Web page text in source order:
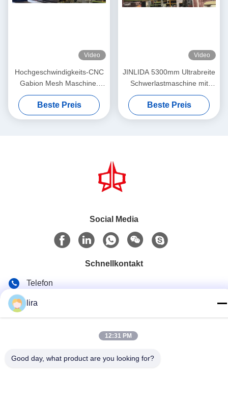
Video
Hochgeschwindigkeits-CNC
Gabion Mesh Maschine.
Stabile Produktion, höhere
Gewinne.
Beste Preis
Video
JINLIDA 5300mm Ultrabreite
Schwerlastmaschine mit
CNC-Gabion-Gittermaschine
für die Produktion von
sechsseckigen Drahtnetzen
Beste Preis
Social Media
Schnellkontakt
Telefon
86-510-86385783
E-Mail
lira
12:31 PM
Good day, what product are you looking for?